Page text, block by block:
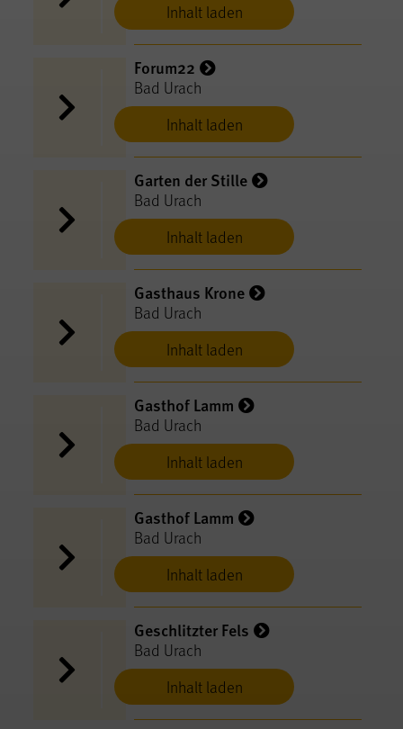
Inhalt laden
Inhalt laden
Forum22
Bad Urach
Inhalt laden
Garten der Stille
Bad Urach
Inhalt laden
Gasthaus Krone
Bad Urach
Inhalt laden
Gasthof Lamm
Bad Urach
Inhalt laden
Gasthof Lamm
Bad Urach
Inhalt laden
Geschlitzter Fels
Bad Urach